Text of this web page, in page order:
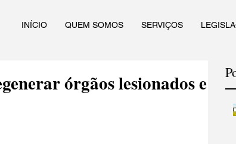
INÍCIO QUEM SOMOS SERVIÇOS
órgãos lesionados e